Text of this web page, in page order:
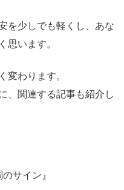
を少しでも軽くし、あな
思います。
変わります。
、関連する記事も紹介し
サイン』